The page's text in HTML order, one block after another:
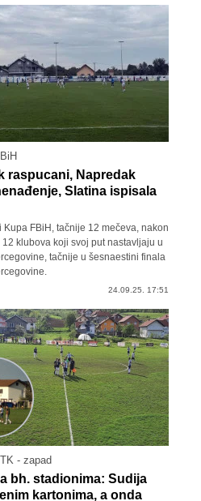
raspucani, Napredak
Slatina ispisala
FBiH, tačnije 12 mečeva, nakon
klubova koji svoj put nastavljaju u
tačnije u šesnaestini finala
24.09.25. 17:51
- zapad
bh. stadionima: Sudija
kartonima, a onda